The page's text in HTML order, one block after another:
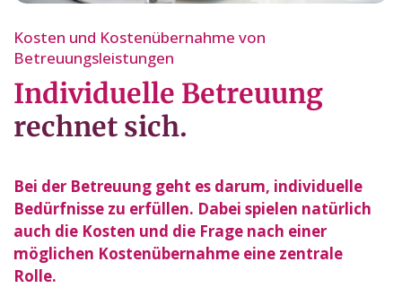
Kosten und Kostenübernahme von
Betreuungsleistungen
Individuelle Betreuung
rechnet sich.
Bei der Betreuung geht es darum, individuelle
Bedürfnisse zu erfüllen. Dabei spielen natürlich
auch die Kosten und die Frage nach einer
möglichen Kostenübernahme eine zentrale
Rolle.